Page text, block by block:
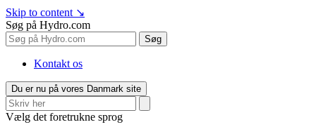
Skip to content ↘
Søg på Hydro.com
Søg
Kontakt os
Du er nu på vores Danmark site
Vælg det foretrukne sprog